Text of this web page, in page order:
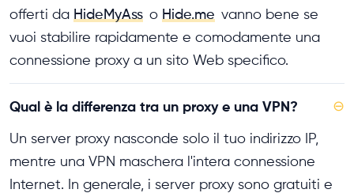
offerti da HideMyAss o Hide.me vanno bene se
vuoi stabilire rapidamente e comodamente una
connessione proxy a un sito Web specifico.
Qual è la differenza tra un proxy e una VPN? ⊖
Un server proxy nasconde solo il tuo indirizzo IP,
mentre una VPN maschera l'intera connessione
Internet. In generale, i server proxy sono gratuiti e